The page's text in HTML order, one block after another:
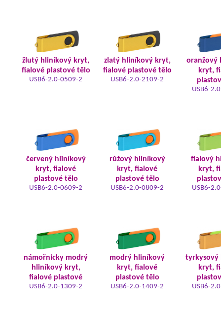
žlutý hliníkový kryt,
fialové plastové tělo
USB6-2.0-0509-2
zlatý hliníkový kryt,
fialové plastové tělo
USB6-2.0-2109-2
oranžový
kryt,
USB6-
červený hliníkový
kryt, fialové
plastové tělo
USB6-2.0-0609-2
růžový hliníkový
kryt, fialové
plastové tělo
USB6-2.0-0809-2
fialový
kryt,
USB6-
námořnicky modrý
hliníkový kryt,
fialové plastové
USB6-2.0-1309-2
modrý hliníkový
kryt, fialové
plastové tělo
USB6-2.0-1409-2
tyrkysový
kryt,
USB6-